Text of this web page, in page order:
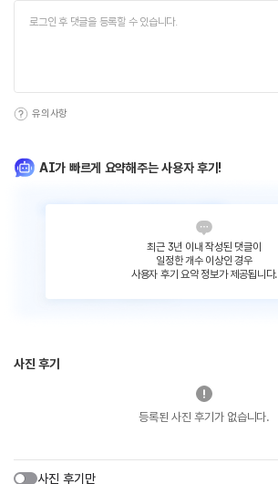
유의사항
AI가 빠르게 요약해주는 사용자 후기!
최근 3년 이내 작성된 댓글이
일정한 개수 이상인 경우
사용자 후기 요약 정보가 제공됩니다.
사진 후기
등록된 사진 후기가 없습니다.
사진 후기만